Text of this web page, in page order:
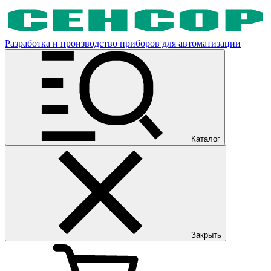
Разработка и производство приборов для автоматизации
Каталог
Закрыть